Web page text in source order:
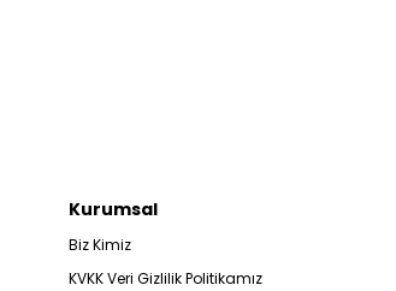
Kurumsal
Biz Kimiz
KVKK Veri Gizlilik Politikamız